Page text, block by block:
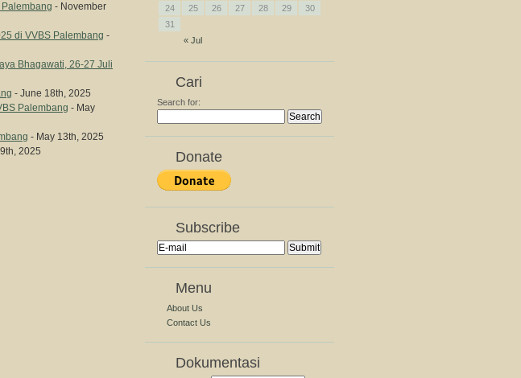
- November
di VVBS Palembang -
Bhagawati, 26-27 Juli
- June 18th, 2025
Palembang - May
- May 13th, 2025
2025
« Jul
24
25 26 27 28 29
30
31
Cari
Search for:
Donate
Subscribe
Menu
About Us
Contact Us
Dokumentasi